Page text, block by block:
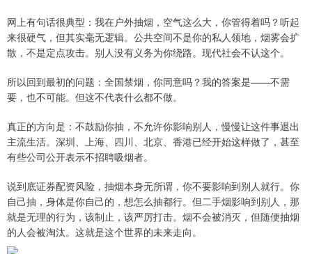
网上有句话很典型：我在户外抽烟，空气这么大，你管得着吗？听起
来很硬气，但其实毫无逻辑。公共空间不是你的私人领地，烟雾会扩
散，不是定点攻击。别人没有义务为你绕路。现代社会不认这个。
所以回到最初的问题：全国禁烟，你同意吗？我的答案是——不需
要，也不可能。但这不代表什么都不做。
真正的方向是：不鼓励你抽，不允许你影响别人，慢慢让这件事退出
主流生活。深圳、上海、四川、北京、香港已经开始这样做了，甚至
有些公司公开表示不招聘吸烟者。
说到底证券配资风险，抽烟本身无所谓，你不要影响到别人就行。你
自己抽，身体是你自己的，想怎么抽都行。但二手烟影响到别人，那
就是无理的行为，该制止，该严厉打击。烟不会被消灭，但随便抽烟
的人会被淘汰。这就是这个世界的未来走向。